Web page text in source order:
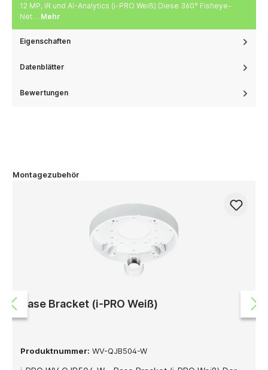
12 MP, IR und AI-Analytics (i-PRO Weiß) Diese 360° Fisheye-
Net… Mehr
Eigenschaften
Datenblätter
Bewertungen
Montagezubehör
Base Bracket (i-PRO Weiß)
Produktnummer: WV-QJB504-W